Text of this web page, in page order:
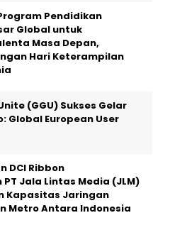
Pendidikan
Global untuk
Masa Depan,
Hari Keterampilan
(GGU) Sukses Gelar
Global European User
DCI Ribbon
Jala Lintas Media (JLM)
Kapasitas Jaringan
Metro Antara Indonesia